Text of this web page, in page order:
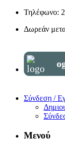
Τηλέφωνο:
Δωρεάν
Σύνδεση /
Μενού